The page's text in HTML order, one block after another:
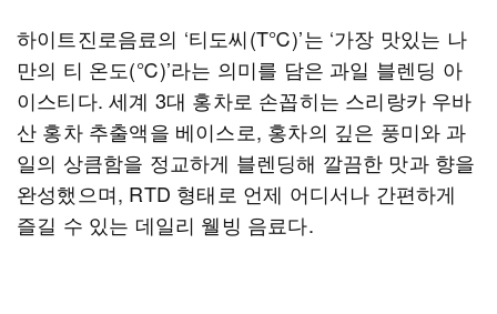
하이트진로음료의 ‘티도씨(T℃)’는 ‘가장 맛있는 나
만의 티 온도(℃)’라는 의미를 담은 과일 블렌딩 아
이스티다. 세계 3대 홍차로 손꼽히는 스리랑카 우바
산 홍차 추출액을 베이스로, 홍차의 깊은 풍미와 과
일의 상큼함을 정교하게 블렌딩해 깔끔한 맛과 향을
완성했으며, RTD 형태로 언제 어디서나 간편하게
즐길 수 있는 데일리 웰빙 음료다.